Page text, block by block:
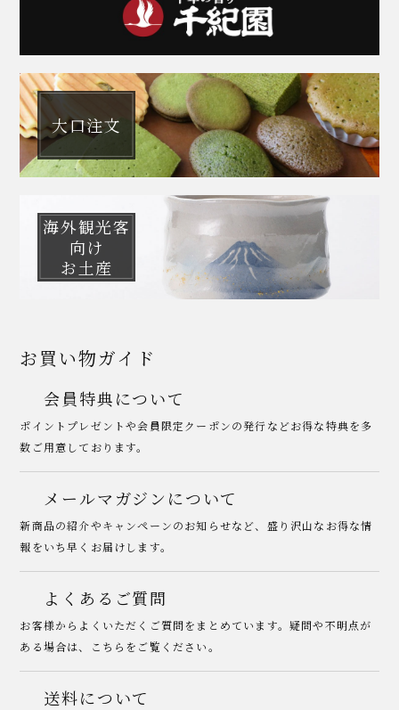
大口注文
海外観光客
向け
お土産
お買い物ガイド
会員特典について
ポイントプレゼントや会員限定クーポンの発行などお得な特典を多
数ご用意しております。
メールマガジンについて
新商品の紹介やキャンペーンのお知らせなど、盛り沢山なお得な情
報をいち早くお届けします。
よくあるご質問
お客様からよくいただくご質問をまとめています。疑問や不明点が
ある場合は、こちらをご覧ください。
送料について